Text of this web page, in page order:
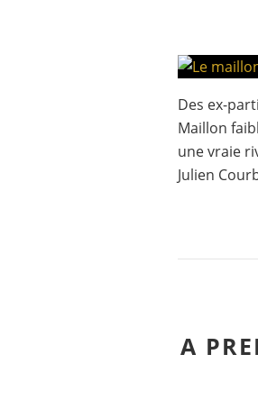
Des ex-
Maillon
une vraie
Julien
A